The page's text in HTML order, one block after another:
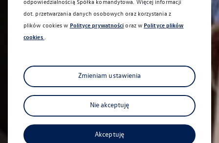
odpowiedzialnością Spółka komandytowa . Więcej informacji
dot. przetwarzania danych osobowych oraz korzystania z
plików cookies w Polityce prywatności oraz w Polityce plików
cookies
Zmieniam ustawienia
Nie akceptuję
Akceptuję